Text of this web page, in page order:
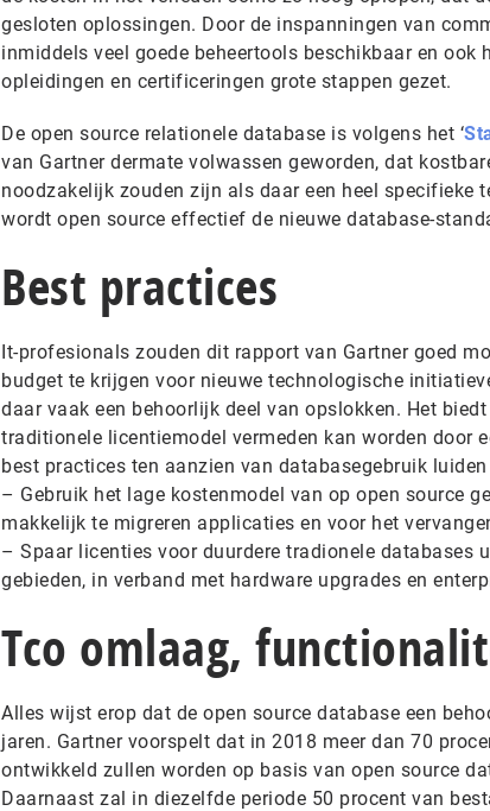
gesloten oplossingen. Door de inspanningen van
inmiddels veel goede beheertools beschikbaar en ook
opleidingen en certificeringen grote stappen gezet.
De open source relationele database is volgens het ‘
van Gartner dermate volwassen geworden, dat
noodzakelijk zouden zijn als daar een heel specifieke
wordt open source effectief de nieuwe database-
Best practices
It-profesionals zouden dit rapport van Gartner goed
budget te krijgen voor nieuwe technologische
daar vaak een behoorlijk deel van opslokken. Het
traditionele licentiemodel vermeden kan worden door
best practices ten aanzien van databasegebruik
– Gebruik het lage kostenmodel van op open source
makkelijk te migreren applicaties en voor het
– Spaar licenties voor duurdere tradionele databases
gebieden, in verband met hardware upgrades en
Tco omlaag,
Alles wijst erop dat de open source database een
jaren. Gartner voorspelt dat in 2018 meer dan 70
ontwikkeld zullen worden op basis van open source
Daarnaast zal in diezelfde periode 50 procent van